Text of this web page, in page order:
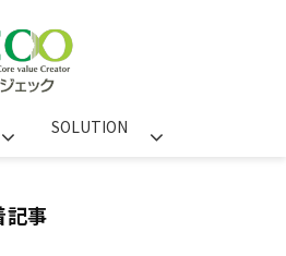
SOLUTION
記事